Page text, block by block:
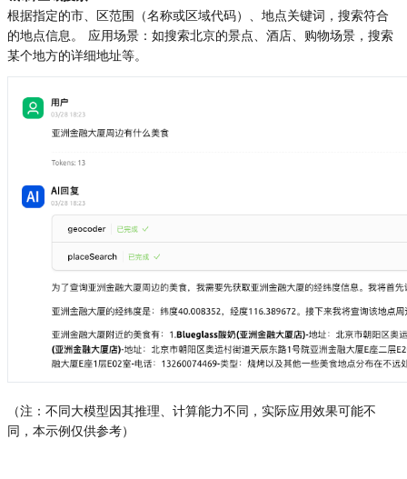
根据指定的市、区范围（名称或区域代码）、地点关键词，搜索符合
的地点信息。 应用场景：如搜索北京的景点、酒店、购物场景，搜索
某个地方的详细地址等。
（注：不同大模型因其推理、计算能力不同，实际应用效果可能不
同，本示例仅供参考）